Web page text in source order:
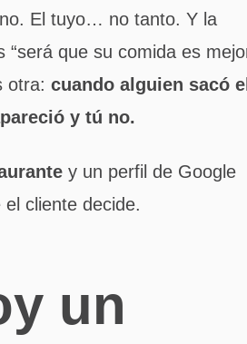
El tuyo… no tanto. Y la
que su comida es
otra: cuando alguien sacó el
y tú no.
y un perfil de Google
cliente decide.
un